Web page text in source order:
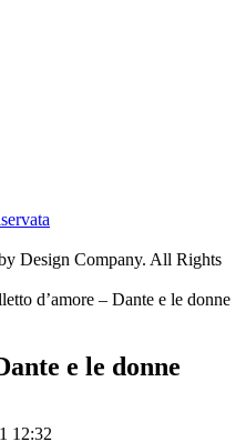
Design Company. All Rights
d’amore – Dante e le donne
e le donne
12:32